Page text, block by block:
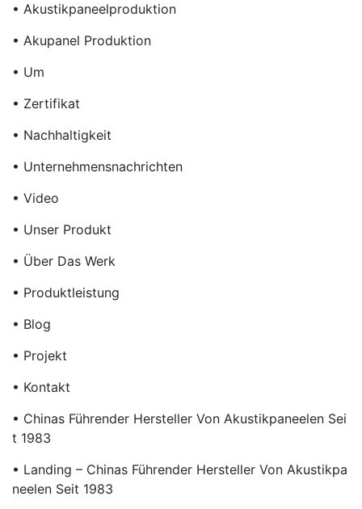
• Akustikpaneelproduktion
• Akupanel Produktion
• Um
• Zertifikat
• Nachhaltigkeit
• Unternehmensnachrichten
• Video
• Unser Produkt
• Über Das Werk
• Produktleistung
• Blog
• Projekt
• Kontakt
• Chinas Führender Hersteller Von Akustikpaneelen Sei
T 1983
• Landing – Chinas Führender Hersteller Von Akustikpa
Neelen Seit 1983